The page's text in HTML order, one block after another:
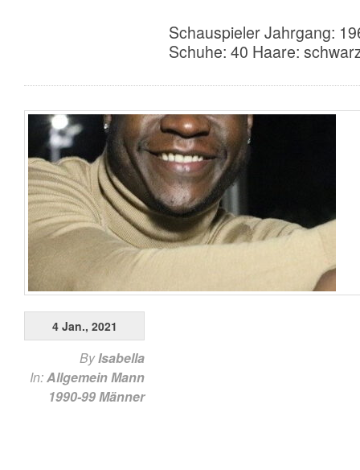
Schauspieler Jahrgang:
Schuhe: 40 Haare:
4 Jan., 2021
ByIsabella
In:AllgemeinMann
1990-99Männer